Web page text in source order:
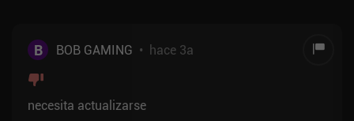
B BOB GAMING • hace 3a
necesita actualizarse